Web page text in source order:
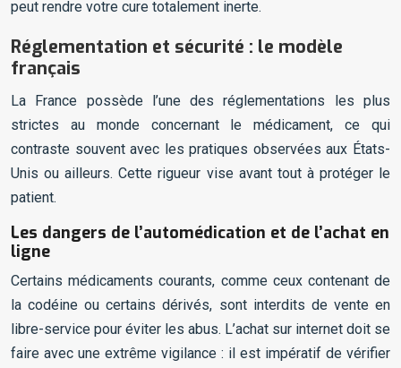
peut rendre votre cure totalement inerte.
Réglementation et sécurité : le modèle
français
La France possède l’une des réglementations les plus
strictes au monde concernant le médicament, ce qui
contraste souvent avec les pratiques observées aux États-
Unis ou ailleurs. Cette rigueur vise avant tout à protéger le
patient.
Les dangers de l’automédication et de l’achat en
ligne
Certains médicaments courants, comme ceux contenant de
la codéine ou certains dérivés, sont interdits de vente en
libre-service pour éviter les abus. L’achat sur internet doit se
faire avec une extrême vigilance : il est impératif de vérifier